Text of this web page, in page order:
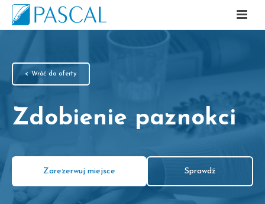
< Wróć do oferty
Zdobienie paznokci
Zarezerwuj miejsce Sprawdź